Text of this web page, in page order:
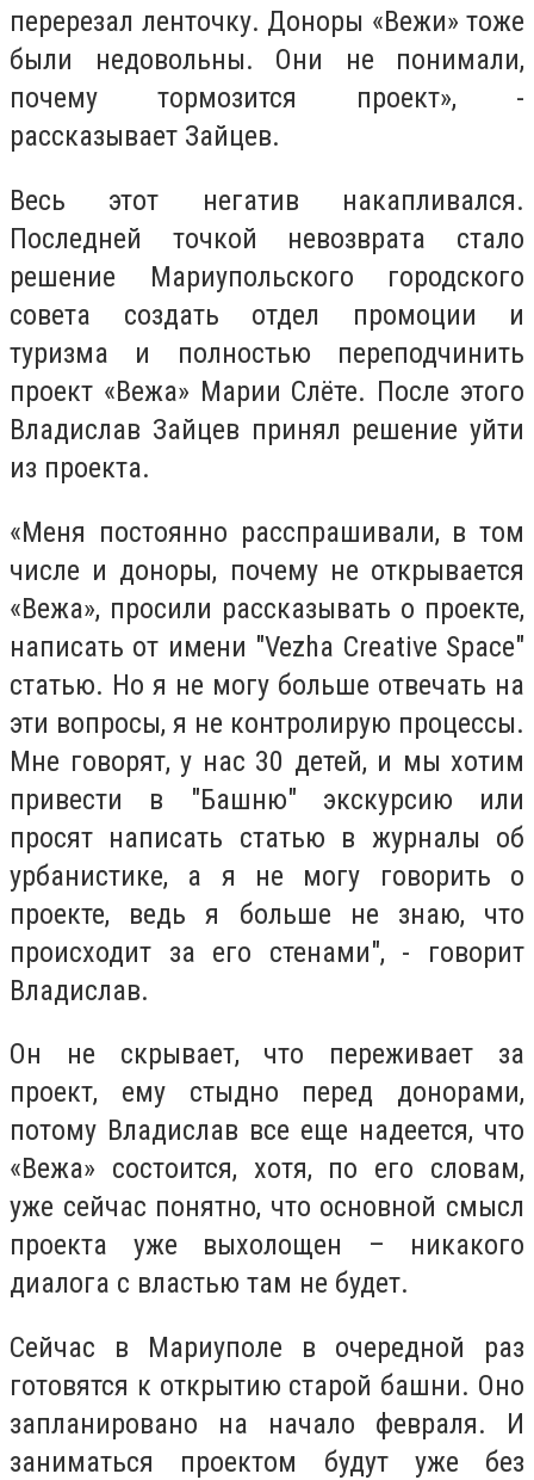
перерезал ленточку. Доноры «Вежи» тоже
были недовольны. Они не понимали,
почему тормозится проект», -
рассказывает Зайцев.
Весь этот негатив накапливался.
Последней точкой невозврата стало
решение Мариупольского городского
совета создать отдел промоции и
туризма и полностью переподчинить
проект «Вежа» Марии Слёте. После этого
Владислав Зайцев принял решение уйти
из проекта.
«Меня постоянно расспрашивали, в том
числе и доноры, почему не открывается
«Вежа», просили рассказывать о проекте,
написать от имени "Vezha Creative Space"
статью. Но я не могу больше отвечать на
эти вопросы, я не контролирую процессы.
Мне говорят, у нас 30 детей, и мы хотим
привести в "Башню" экскурсию или
просят написать статью в журналы об
урбанистике, а я не могу говорить о
проекте, ведь я больше не знаю, что
происходит за его стенами", - говорит
Владислав.
Он не скрывает, что переживает за
проект, ему стыдно перед донорами,
потому Владислав все еще надеется, что
«Вежа» состоится, хотя, по его словам,
уже сейчас понятно, что основной смысл
проекта уже выхолощен – никакого
диалога с властью там не будет.
Сейчас в Мариуполе в очередной раз
готовятся к открытию старой башни. Оно
запланировано на начало февраля. И
заниматься проектом будут уже без